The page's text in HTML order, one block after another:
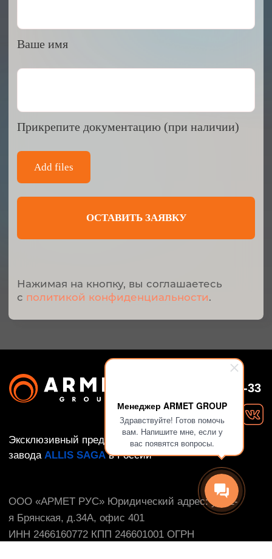
Менеджер ARMET GROUP
Здравствуйте! Готов помочь
вам. Напишите мне, если у
вас появятся вопросы.